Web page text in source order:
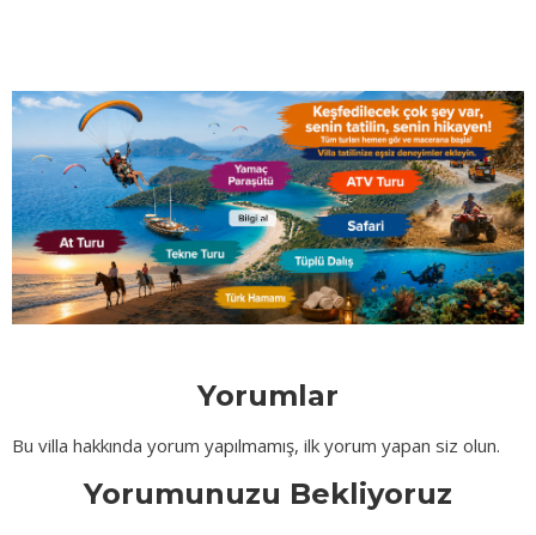
Yorumlar
Bu villa hakkında yorum yapılmamış, ilk yorum yapan siz olun.
Yorumunuzu Bekliyoruz